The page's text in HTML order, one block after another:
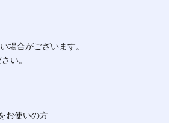
場合がございます。
い。
お使いの方